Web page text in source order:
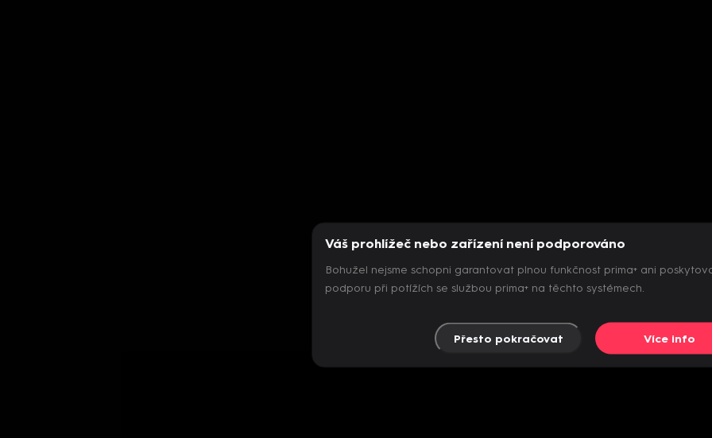
Váš prohlížeč nebo zařízení není podporováno
Bohužel nejsme schopni garantovat plnou funkčnost prima+ ani
podporu při potížích se službou prima+ na těchto systémech.
Přesto pokračovat Více info